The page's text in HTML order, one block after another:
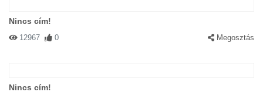
Nincs cím!
12967 0 Megosztás
Nincs cím!